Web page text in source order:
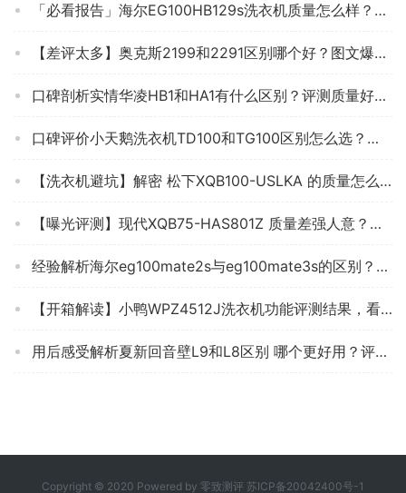
「必看报告」海尔EG100HB129s洗衣机质量怎么样？评测性价比高吗
【差评太多】奥克斯2199和2291区别哪个好？图文爆料分析
口碑剖析实情华凌HB1和HA1有什么区别？评测质量好不好
口碑评价小天鹅洗衣机TD100和TG100区别怎么选？分析哪款更适合你
【洗衣机避坑】解密 松下XQB100-USLKA 的质量怎么样？最真实的图文评测分享！
【曝光评测】现代XQB75-HAS801Z 质量差强人意？点评 洗衣机 应该怎么样选择！
经验解析海尔eg100mate2s与eg100mate3s的区别？评测哪一款功能更强大
【开箱解读】小鸭WPZ4512J洗衣机功能评测结果，看看买家怎么样评价的
用后感受解析夏新回音壁L9和L8区别 哪个更好用？评测教你怎么选
Copyright © 2020 Powered by 零致测评 苏ICP备20042400号-1